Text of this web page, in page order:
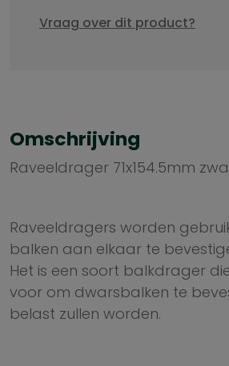
Vraag over dit product?
Omschrijving
Raveeldrager 71x154.5mm
Raveeldragers worden
balken aan elkaar te
Het is een soort balkdrager
voor om dwarsbalken te
belast zullen worden.